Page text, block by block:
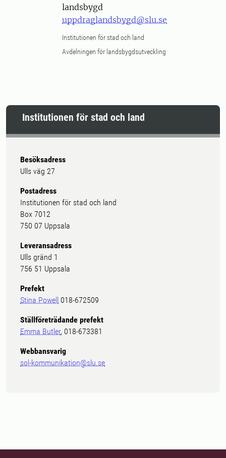
landsbygd
uppdraglandsbygd@slu.se
Institutionen för stad och land
Avdelningen för landsbygdsutveckling
Institutionen för stad och land
Besöksadress
Ulls väg 27
Postadress
Institutionen för stad och land
Box 7012
750 07 Uppsala
Leveransadress
Ulls gränd 1
756 51 Uppsala
Prefekt
Stina Powell 018-672509
Ställföreträdande prefekt
Emma Butler, 018-673381
Webbansvarig
sol-kommunikation@slu.se